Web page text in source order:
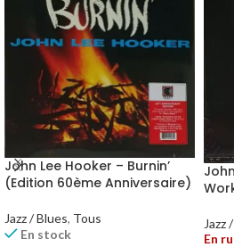
John Lee Hooker – Burnin’
(Edition 60ème Anniversaire)
Jazz / Blues, Tous
En stock
Jazz
En